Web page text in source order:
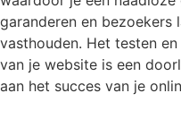
garanderen en bezoekers
vasthouden. Het testen
van je website is een
aan het succes van je